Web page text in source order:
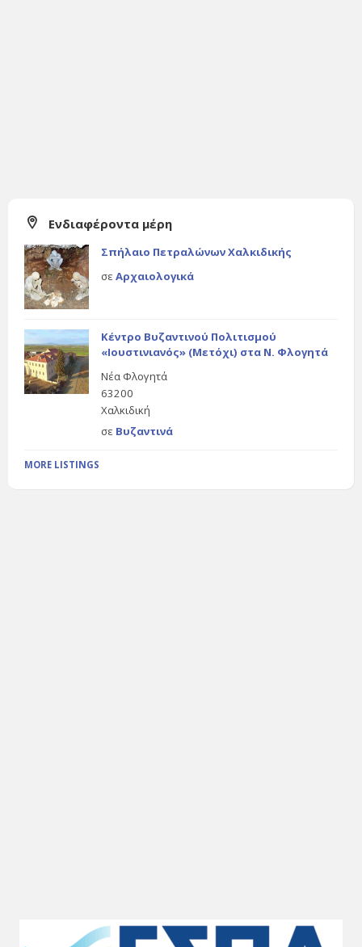
Ενδιαφέροντα μέρη
Σπήλαιο Πετραλώνων Χαλκιδικής
σε Αρχαιολογικά
Κέντρο Βυζαντινού Πολιτισμού
«Ιουστινιανός» (Μετόχι) στα Ν. Φλογητά
Νέα Φλογητά
63200
Χαλκιδική
σε Βυζαντινά
MORE LISTINGS